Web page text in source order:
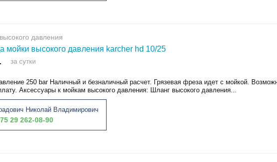
давления
мойки высокого давления karcher hd 10/25
за сутки
250 bar Наличный и безналичный расчет. Грязевая фреза идет с мойкой.
Аксессуары к мойкам высокого давления: Шланг высокого давления...
Николай Владимирович
29 262-08-90